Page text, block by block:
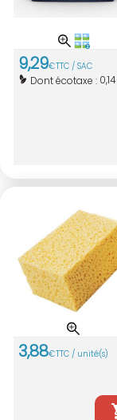
9,29€TTC / SAC
Dont écotaxe : 0,14
3,88€TTC / unité(s)